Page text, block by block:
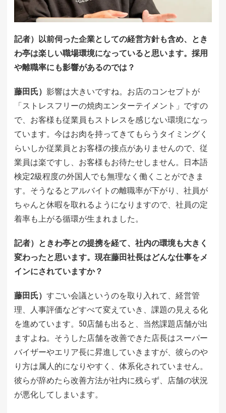
記者）以前伺った企業としての経営方針も含め、とき
わ亭は楽しい職場環境になっていると思います。採用
や離職率にも影響があるのでは？
藤田氏） 影響は大きいですね。お店のコンセプトが
「ストレスフリーの焼肉エンターテイメント」ですの
で、お客様も従業員もストレスを感じない環境になっ
ています。今はお肉を持ってきてもらうタイミングく
らいしか従業員とお客様の接点がありませんので、従
業員は楽ですし、お客様もお待たせしません。日本語
検定2級程度の外国人でも無理なく働くことができま
す。そうなるとアルバイトの離職率が下がり、社員が
ちゃんと休暇を取れるようになりますので、社員の定
着率も上がる循環が生まれました。
記者）ときわ亭との提携を経て、社内の環境も大きく
変わったと思います。現在藤田社長はどんな仕事をメ
インにされていますか？
藤田氏） すごい会議というのを取り入れて、経営管
理、人事評価などすべて変えていき、課題の見える化
を進めています。50店舗も出ると、当然課題店舗が出
ますよね。そうした店舗を改善できた店長はスーパー
バイザーやエリア長に昇進していきますが、彼らのや
り方は属人的になりやすく、体系化されていません。
彼らが辞めたら改善方法が社内に残らず、店舗の状況
が悪化してしまいます。